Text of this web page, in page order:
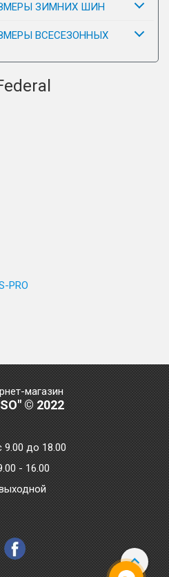
ЗИМНИХ ШИН
ВСЕСЕЗОННЫХ
PRO
магазин
© 2022
9.00 до 18.00
- 16.00